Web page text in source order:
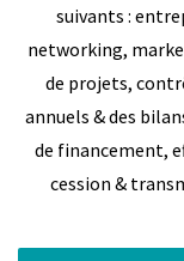
suivants :
networking,
de projets,
annuels & des
de financement,
cession &